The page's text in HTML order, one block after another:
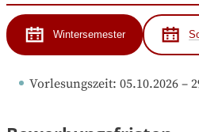
Wintersemester
Vorlesungszeit: 05.10.2026 –